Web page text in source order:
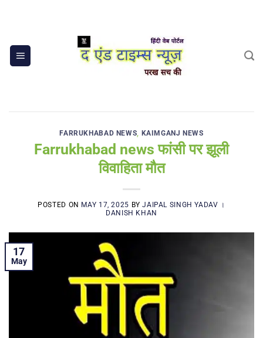
FARRUKHABAD NEWS, KAIMGANJ NEWS
Farrukhabad news फांसी पर झूली
विवाहिता मौत
POSTED ON MAY 17, 2025 BYJAIPAL SINGH YADAV ।
DANISH KHAN
17
May